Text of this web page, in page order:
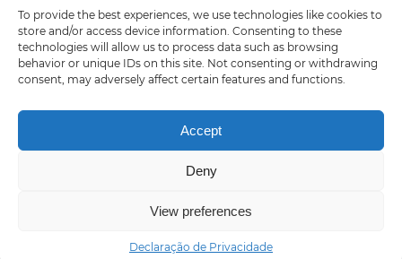
To provide the best experiences, we use technologies like cookies to
store and/or access device information. Consenting to these
technologies will allow us to process data such as browsing
behavior or unique IDs on this site. Not consenting or withdrawing
consent, may adversely affect certain features and functions.
Accept
Deny
View preferences
Declaração de Privacidade
ÚLTIMAS RESPUESTAS
Repugnância instintiva diante de alguém ou algo
> Uma pessoa só, sujeito
Privacy policy